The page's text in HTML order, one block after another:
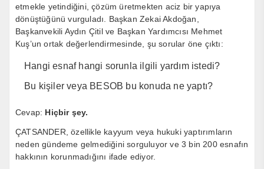
etmekle yetindiğini, çözüm üretmekten aciz bir yapıya
dönüştüğünü vurguladı. Başkan Zekai Akdoğan,
Başkanvekili Aydın Çitil ve Başkan Yardımcısı Mehmet
Kuş’un ortak değerlendirmesinde, şu sorular öne çıktı:
Hangi esnaf hangi sorunla ilgili yardım istedi?
Bu kişiler veya BESOB bu konuda ne yaptı?
Cevap: Hiçbir şey.
ÇATSANDER, özellikle kayyum veya hukuki yaptırımların
neden gündeme gelmediğini sorguluyor ve 3 bin 200 esnafın
hakkının korunmadığını ifade ediyor.